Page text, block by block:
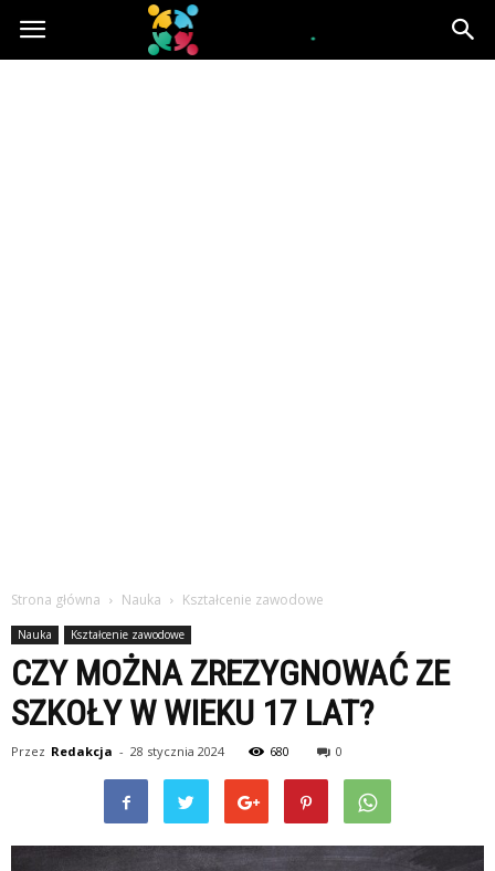
iGroup.pl
Strona główna Nauka Kształcenie zawodowe
Nauka Kształcenie zawodowe
CZY MOŻNA ZREZYGNOWAĆ ZE
SZKOŁY W WIEKU 17 LAT?
Przez Redakcja - 28 stycznia 2024 680 0